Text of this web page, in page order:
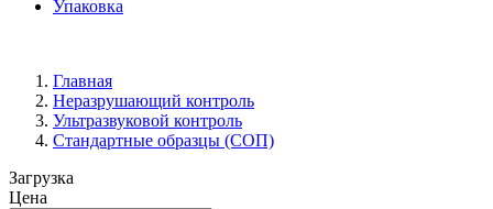
Упаковка
Главная
Неразрушающий контроль
Ультразвуковой контроль
Стандартные образцы (СОП)
Загрузка
Цена